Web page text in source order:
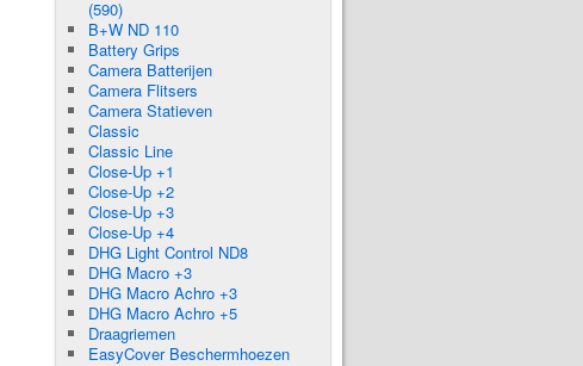
(590)
B+W ND 110
Battery Grips
Camera Batterijen
Camera Flitsers
Camera Statieven
Classic
Classic Line
Close-Up +1
Close-Up +2
Close-Up +3
Close-Up +4
DHG Light Control ND8
DHG Macro +3
DHG Macro Achro +3
DHG Macro Achro +5
Draagriemen
EasyCover Beschermhoezen